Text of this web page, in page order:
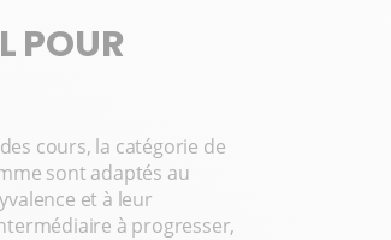
POUR
cours, la catégorie de
sont adaptés au
et à leur
à progresser,